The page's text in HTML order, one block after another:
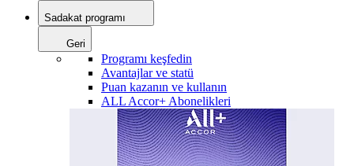
Sadakat programı
Geri
Programı keşfedin
Avantajlar ve statü
Puan kazanın ve kullanın
ALL Accor+ Abonelikleri